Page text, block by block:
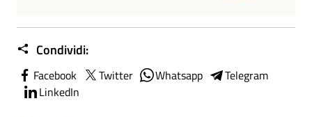
Condividi:
Facebook Twitter Whatsapp
Telegram
LinkedIn